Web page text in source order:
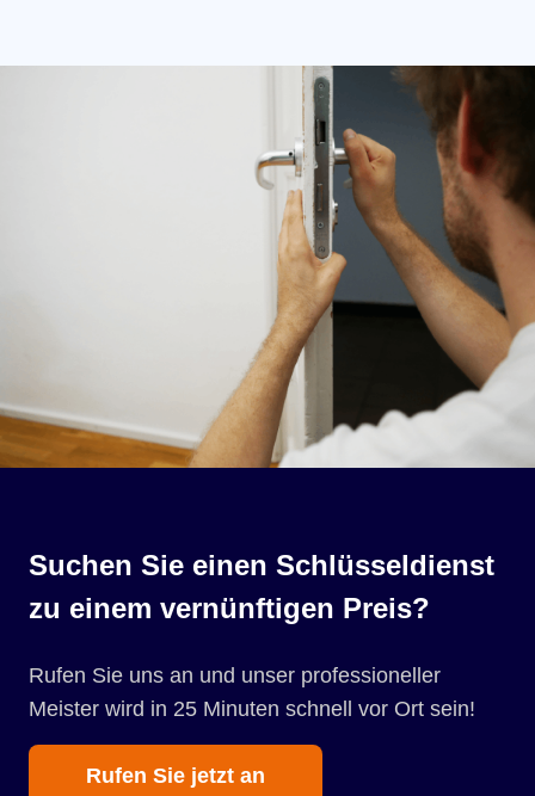
Suchen Sie einen Schlüsseldienst
zu einem vernünftigen Preis?
Rufen Sie uns an und unser professioneller
Meister wird in 25 Minuten schnell vor Ort sein!
Rufen Sie jetzt an